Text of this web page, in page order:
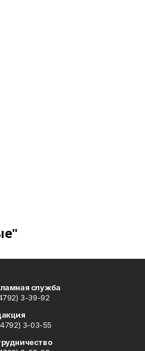
служба
3-39-92
3-03-55